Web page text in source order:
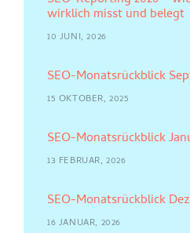
wirklich misst und belegt
10 JUNI, 2026
SEO-Monatsrückblick
15 OKTOBER, 2025
SEO-Monatsrückblick
13 FEBRUAR, 2026
SEO-Monatsrückblick
16 JANUAR, 2026